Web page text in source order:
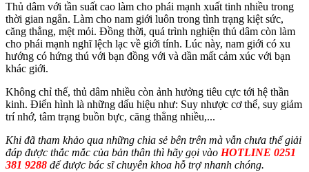
Thủ dâm với tần suất cao làm cho phái mạnh xuất tinh nhiều trong
thời gian ngắn. Làm cho nam giới luôn trong tình trạng kiệt sức,
căng thẳng, mệt mỏi. Đồng thời, quá trình nghiện thủ dâm còn làm
cho phái mạnh nghĩ lệch lạc về giới tính. Lúc này, nam giới có xu
hướng có hứng thú với bạn đồng với và dần mất cảm xúc với bạn
khác giới.
Không chỉ thế, thủ dâm nhiều còn ảnh hưởng tiêu cực tới hệ thần
kinh. Điển hình là những dấu hiệu như: Suy nhược cơ thể, suy giảm
trí nhớ, tâm trạng buồn bực, căng thẳng nhiều,...
Khi đã tham khảo qua những chia sẻ bên trên mà vẫn chưa thể giải
đáp được thắc mắc của bản thân thì hãy gọi vào HOTLINE 0251
381 9288 để được bác sĩ chuyên khoa hỗ trợ nhanh chóng.